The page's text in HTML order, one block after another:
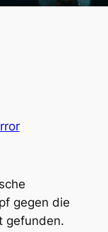
gegen die
gefunden.